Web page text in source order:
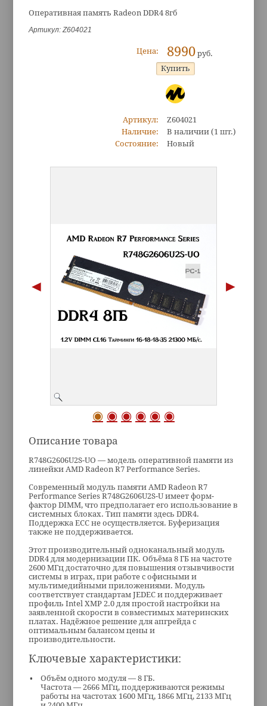
Оперативная память Radeon DDR4 8гб
Артикул: Z604021
Цена: 8990руб.
Артикул:
Z604021
Наличие:
В наличии (1 шт.)
Состояние:
Новый
Описание товара
R748G2606U2S-UO — модель оперативной памяти из
линейки AMD Radeon R7 Performance Series.
Современный модуль памяти AMD Radeon R7
Performance Series R748G2606U2S-U имеет форм-
фактор DIMM, что предполагает его использование в
системных блоках. Тип памяти здесь DDR4.
Поддержка ECC не осуществляется. Буферизация
также не поддерживается.
Этот производительный одноканальный модуль
DDR4 для модернизации ПК. Объёма 8 ГБ на частоте
2600 МГц достаточно для повышения отзывчивости
системы в играх, при работе с офисными и
мультимедийными приложениями. Модуль
соответствует стандартам JEDEC и поддерживает
профиль Intel XMP 2.0 для простой настройки на
заявленной скорости в совместимых материнских
платах. Надёжное решение для апгрейда с
оптимальным балансом цены и
производительности.
Ключевые характеристики:
Объём одного модуля — 8 ГБ.
Частота — 2666 МГц, поддерживаются режимы
работы на частотах 1600 МГц, 1866 МГц, 2133 МГц